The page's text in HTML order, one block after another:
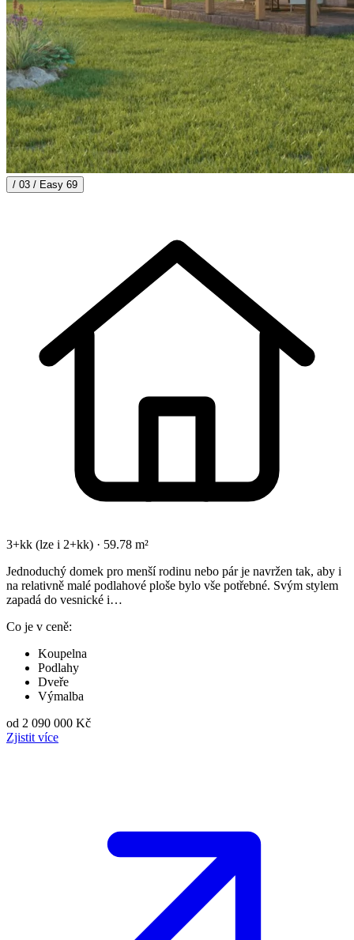
/ 03 / Easy 69
3+kk (lze i 2+kk) · 59.78 m²
Jednoduchý domek pro menší rodinu nebo pár je navržen tak, aby i
na relativně malé podlahové ploše bylo vše potřebné. Svým stylem
zapadá do vesnické i…
Co je v ceně:
Koupelna
Podlahy
Dveře
Výmalba
od 2 090 000 Kč
Zjistit více